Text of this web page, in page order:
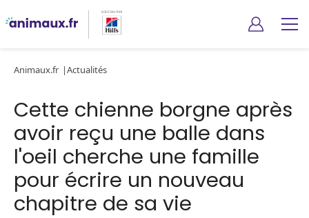
Animaux.fr Actualités
Cette chienne borgne après
avoir reçu une balle dans
l'oeil cherche une famille
pour écrire un nouveau
chapitre de sa vie